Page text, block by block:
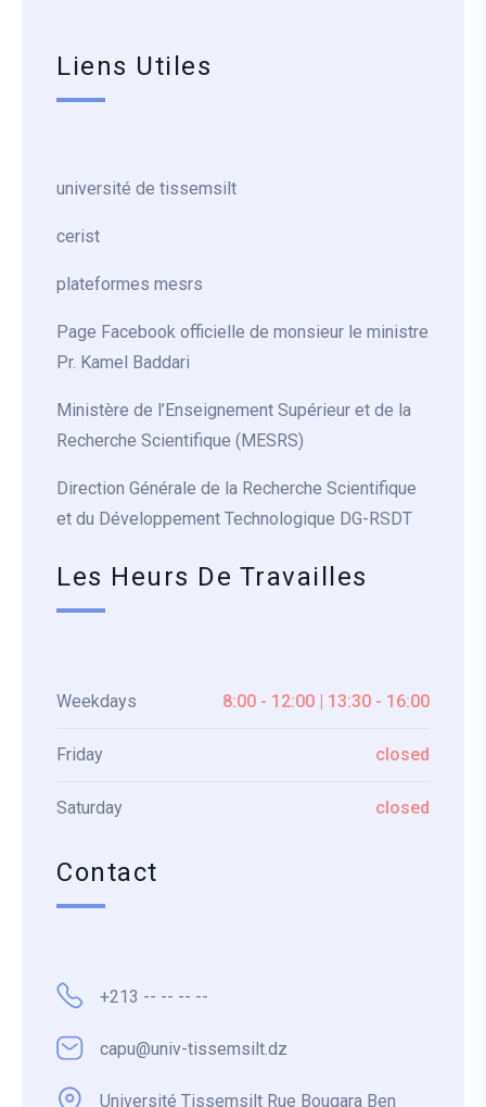
Liens Utiles
université de tissemsilt
cerist
plateformes mesrs
Page Facebook officielle de monsieur le ministre
Pr. Kamel Baddari
Ministère de l’Enseignement Supérieur et de la
Recherche Scientifique (MESRS)
Direction Générale de la Recherche Scientifique
et du Développement Technologique DG-RSDT
Les Heurs De Travailles
Weekdays 8:00 - 12:00 | 13:30 - 16:00
Friday closed
Saturday closed
Contact
+213 -- -- -- --
capu@univ-tissemsilt.dz
Université Tissemsilt Rue Bougara Ben